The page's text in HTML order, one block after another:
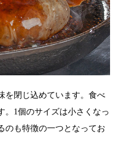
を閉じ込めています。食べ
。1個のサイズは小さくなっ
のも特徴の一つとなってお